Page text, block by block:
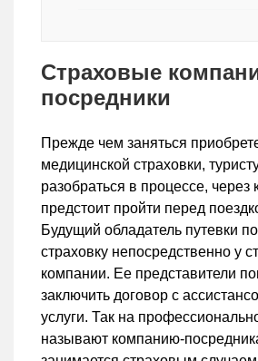
Страховые
посредники
Прежде чем заняться
медицинской страховки,
разобраться в процессе, через
предстоит пройти перед
Будущий обладатель путевки
страховку непосредственно у
компании. Ее представители
заключить договор с
услуги. Так на
называют компанию-